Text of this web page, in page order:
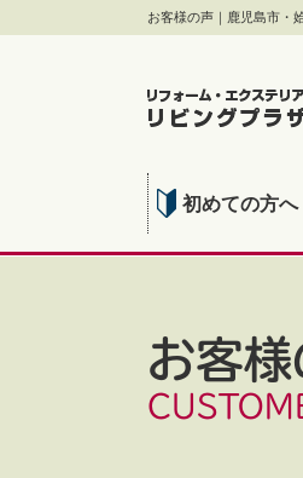
お客様の声｜鹿児島市・
初めての方へ
お客様